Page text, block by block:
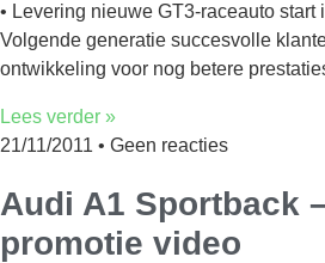
• Levering nieuwe GT3-raceauto start
Volgende generatie succesvolle
ontwikkeling voor nog betere
Lees verder »
21/11/2011
Geen reacties
Audi A1 Sportback
promotie video